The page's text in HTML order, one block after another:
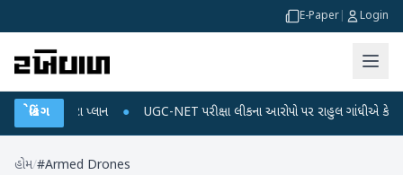
E-Paper Login
બ્રેકિંગ
અને ડેટા પ્લાન ● UGC-NET પરીક્ષા લીકના આરોપો પર રાહુલ ગાંધીએ કેન્દ્ર પર
હોમ/#Armed Drones